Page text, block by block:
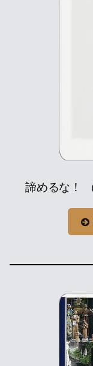
諦めるな！